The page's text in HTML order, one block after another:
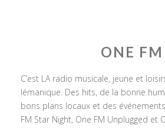
ONE FM
C’est LA radio musicale, jeune et
lémanique. Des hits, de la bonne
bons plans locaux et des
FM Star Night, One FM Unplugged et